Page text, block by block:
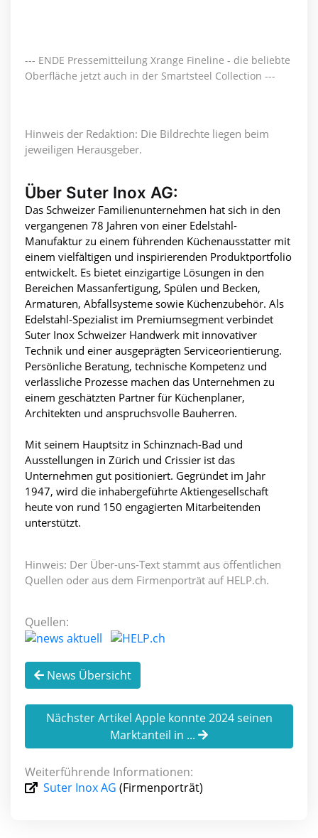
--- ENDE Pressemitteilung Xrange Fineline - die beliebte
Oberfläche jetzt auch in der Smartsteel Collection ---
Hinweis der Redaktion: Die Bildrechte liegen beim
jeweiligen Herausgeber.
Über Suter Inox AG:
Das Schweizer Familienunternehmen hat sich in den
vergangenen 78 Jahren von einer Edelstahl-
Manufaktur zu einem führenden Küchenausstatter mit
einem vielfältigen und inspirierenden Produktportfolio
entwickelt. Es bietet einzigartige Lösungen in den
Bereichen Massanfertigung, Spülen und Becken,
Armaturen, Abfallsysteme sowie Küchenzubehör. Als
Edelstahl-Spezialist im Premiumsegment verbindet
Suter Inox Schweizer Handwerk mit innovativer
Technik und einer ausgeprägten Serviceorientierung.
Persönliche Beratung, technische Kompetenz und
verlässliche Prozesse machen das Unternehmen zu
einem geschätzten Partner für Küchenplaner,
Architekten und anspruchsvolle Bauherren.
Mit seinem Hauptsitz in Schinznach-Bad und
Ausstellungen in Zürich und Crissier ist das
Unternehmen gut positioniert. Gegründet im Jahr
1947, wird die inhabergeführte Aktiengesellschaft
heute von rund 150 engagierten Mitarbeitenden
unterstützt.
Hinweis: Der Über-uns-Text stammt aus öffentlichen
Quellen oder aus dem Firmenporträt auf HELP.ch.
Quellen:
News Übersicht
Nächster Artikel Apple konnte 2024 seinen
Marktanteil in ...
Weiterführende Informationen:
Suter Inox AG (Firmenporträt)